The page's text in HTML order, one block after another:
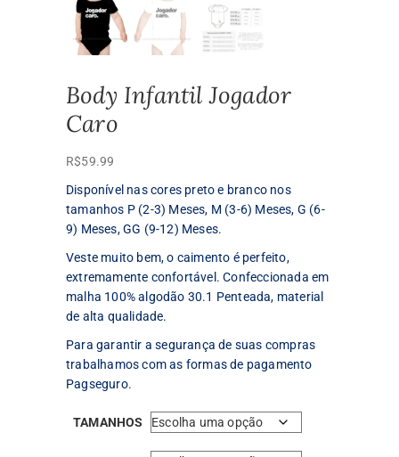
Body Infantil Jogador
Caro
R$59.99
Disponível nas cores preto e branco nos
tamanhos P (2-3) Meses, M (3-6) Meses, G (6-
9) Meses, GG (9-12) Meses.
Veste muito bem, o caimento é perfeito,
extremamente confortável. Confeccionada em
malha 100% algodão 30.1 Penteada, material
de alta qualidade.
Para garantir a segurança de suas compras
trabalhamos com as formas de pagamento
Pagseguro.
TAMANHOS